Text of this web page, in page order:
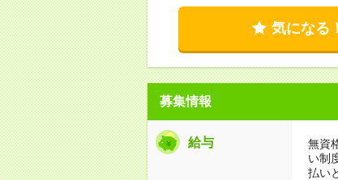
気になる！
募集情報
給与
無資
い制
払い